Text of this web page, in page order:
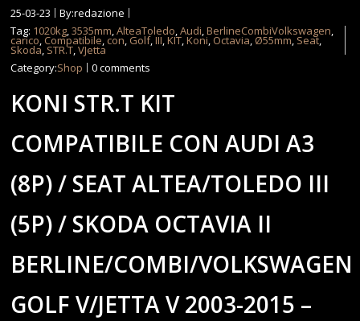
25-03-23
By:redazione
Tag: 1020kg,3535mm,AlteaToledo,Audi,BerlineCombiVolkswagen,
carico, Compatibile, con, Golf,III,KIT,Koni, Octavia, Ø55mm, Seat,
Skoda, STR.T,VJetta
Category:Shop 0 comments
KONI STR.T KIT
COMPATIBILE CON AUDI A3
(8P) / SEAT ALTEA/TOLEDO III
(5P) / SKODA OCTAVIA II
BERLINE/COMBI/VOLKSWAGEN
GOLF V/JETTA V 2003-2015 –